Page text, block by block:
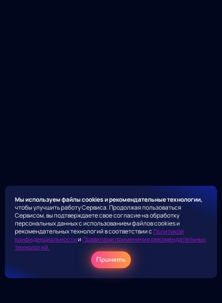
Мы используем файлы cookies и рекомендательные технологии,
чтобы улучшить работу Сервиса. Продолжая пользоваться
Сервисом, вы подтверждаете свое согласие на обработку
персональных данных с использованием файлов cookies и
рекомендательных технологий в соответствии с Политикой
конфиденциальностии Правилами применения рекомендательных
технологий.
Принять